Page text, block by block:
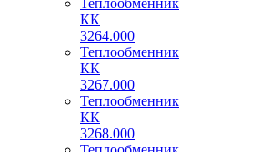
Теплообменник
КК
3264.000
Теплообменник
КК
3267.000
Теплообменник
КК
3268.000